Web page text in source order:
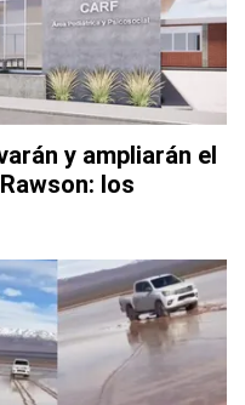
y ampliarán el
los